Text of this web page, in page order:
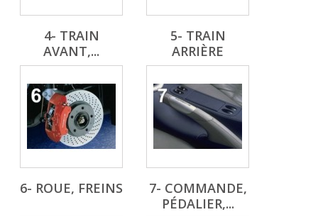
4- TRAIN
AVANT,...
5- TRAIN
ARRIÈRE
6- ROUE, FREINS
7- COMMANDE,
PÉDALIER,...